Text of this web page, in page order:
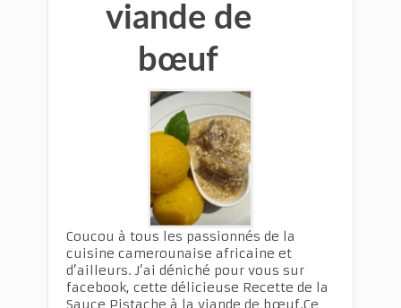
viande de
bœuf
Coucou à tous les passionnés de la
cuisine camerounaise africaine et
d’ailleurs. J’ai déniché pour vous sur
facebook, cette délicieuse Recette de la
Sauce Pistache à la viande de bœuf.Ce